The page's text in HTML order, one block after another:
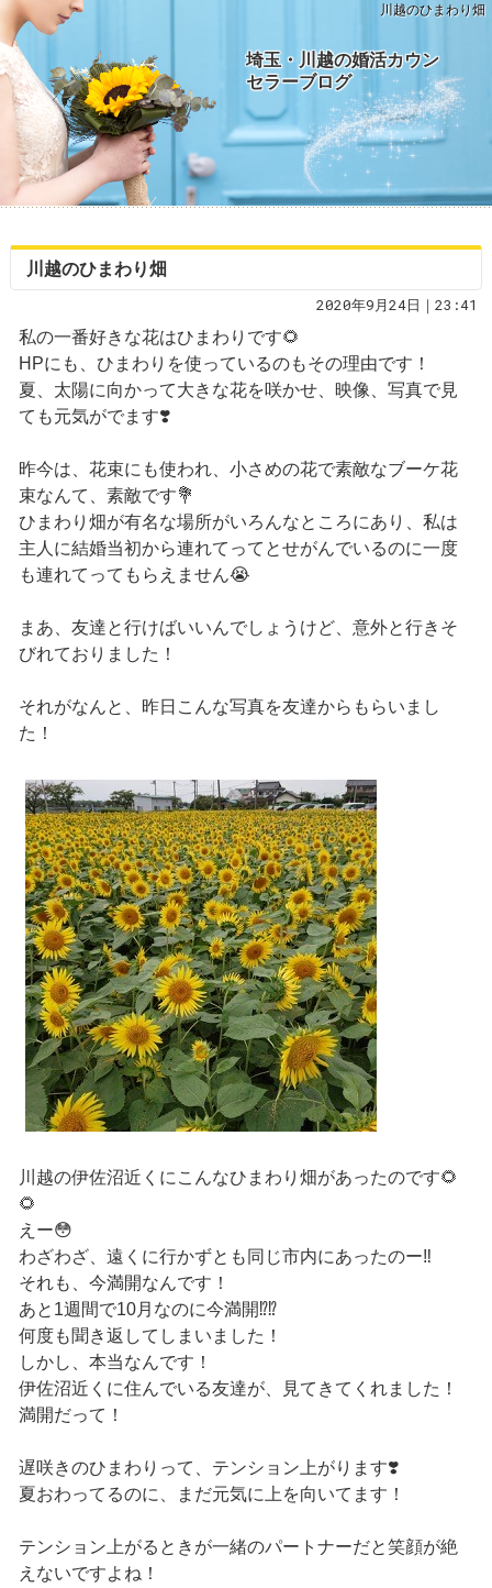
川越のひまわり畑
埼玉・川越の婚活カウン
セラーブログ
川越のひまわり畑
2020年9月24日｜23:41
私の一番好きな花はひまわりです🌻
HPにも、ひまわりを使っているのもその理由です！
夏、太陽に向かって大きな花を咲かせ、映像、写真で見
ても元気がでます❣️
昨今は、花束にも使われ、小さめの花で素敵なブーケ花
束なんて、素敵です💐
ひまわり畑が有名な場所がいろんなところにあり、私は
主人に結婚当初から連れてってとせがんでいるのに一度
も連れてってもらえません😭
まあ、友達と行けばいいんでしょうけど、意外と行きそ
びれておりました！
それがなんと、昨日こんな写真を友達からもらいまし
た！
川越の伊佐沼近くにこんなひまわり畑があったのです🌻
🌻
えー😳
わざわざ、遠くに行かずとも同じ市内にあったのー‼️
それも、今満開なんです！
あと1週間で10月なのに今満開⁉️⁉️
何度も聞き返してしまいました！
しかし、本当なんです！
伊佐沼近くに住んでいる友達が、見てきてくれました！
満開だって！
遅咲きのひまわりって、テンション上がります❣️
夏おわってるのに、まだ元気に上を向いてます！
テンション上がるときが一緒のパートナーだと笑顔が絶
えないですよね！